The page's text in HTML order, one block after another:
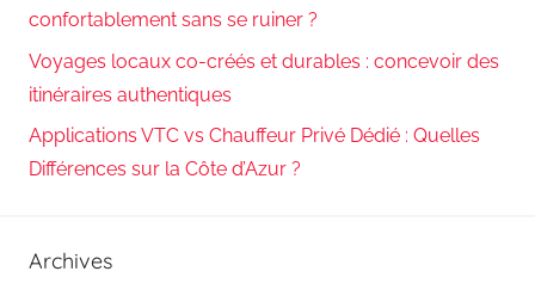
confortablement sans se ruiner ?
Voyages locaux co-créés et durables : concevoir des
itinéraires authentiques
Applications VTC vs Chauffeur Privé Dédié : Quelles
Différences sur la Côte d’Azur ?
Archives